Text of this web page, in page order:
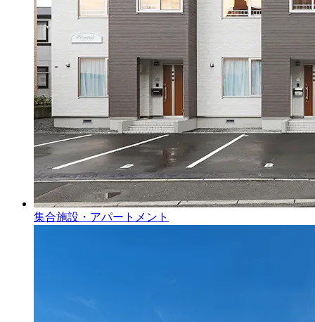
集合施設・アパートメント